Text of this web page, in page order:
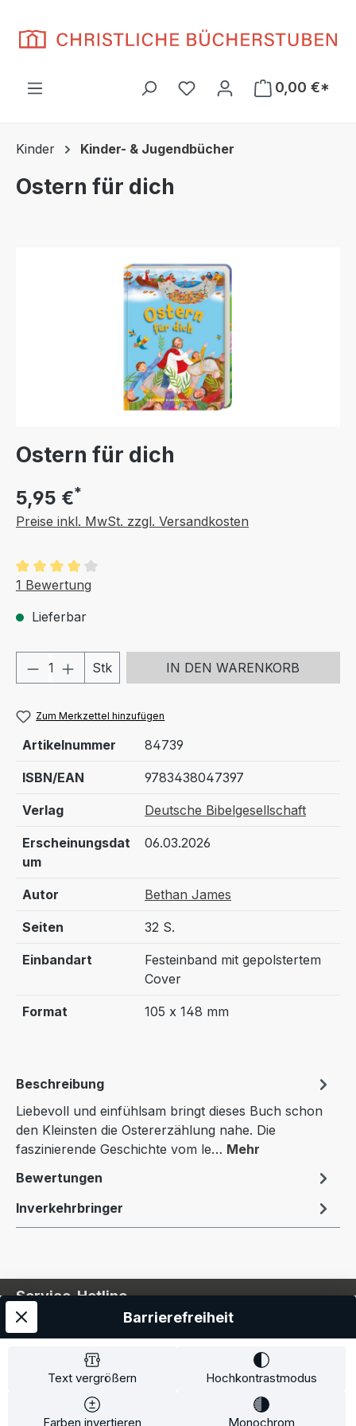
Du hast 0 Produkte auf
0,00 €*
Kinder Kinder- & Jugendbücher
Ostern für dich
Ostern für dich
5,95 €*
Preise inkl. MwSt. zzgl. Versandkosten
Durchschnittliche Bewertung von 4 von 5 Sternen
1 Bewertung
Lieferbar
Produkt Anzahl: Gib den
Stk IN DEN WARENKORB
Zum Merkzettel hinzufügen
Artikelnummer 84739
ISBN/EAN 9783438047397
Verlag Deutsche Bibelgesellschaft
Erscheinungsdat
um
06.03.2026
Autor Bethan James
Seiten 32 S.
Einbandart
Festeinband mit gepolstertem
Cover
Format 105 x 148 mm
Beschreibung
Liebevoll und einfühlsam bringt dieses Buch schon
den Kleinsten die Ostererzählung nahe. Die
faszinierende Geschichte vom le… Mehr
Bewertungen
Inverkehrbringer
Service-Hotline
Service
Information
Text vergrößern Hochkontrastmodus
Farben invertieren Monochrom
Barrierefreiheit